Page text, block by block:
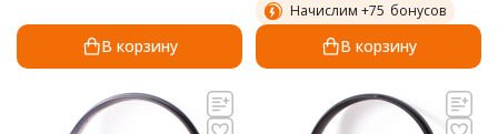
В корзину
Начислим +75 бонусов
В корзину